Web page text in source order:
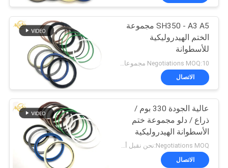
SH350 - A3 A5 مجموعة
الختم الهيدروليكية
للأسطوانة
الاتصال
عالية الجودة 330 بوم /
ذراع / دلو مجموعة ختم
الأسطوانة الهيدروليكية
للحفارة
Negotiations MOQ:نحن نقبل أمر المحاكمة
الاتصال